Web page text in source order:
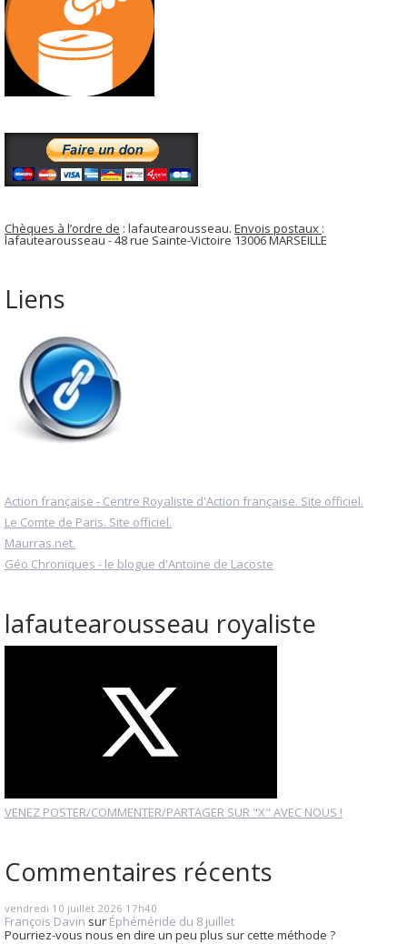
Chèques à l’ordre de : lafautearousseau. Envois postaux :
lafautearousseau - 48 rue Sainte-Victoire 13006 MARSEILLE
Liens
Action française - Centre Royaliste d'Action française. Site officiel.
Le Comte de Paris. Site officiel.
Maurras.net.
Géo Chroniques - le blogue d'Antoine de Lacoste
lafautearousseau royaliste
VENEZ POSTER/COMMENTER/PARTAGER SUR "X" AVEC NOUS !
Commentaires récents
vendredi 10 juillet 2026 17h40
François Davin sur Éphéméride du 8 juillet
Pourriez-vous nous en dire un peu plus sur cette méthode ?